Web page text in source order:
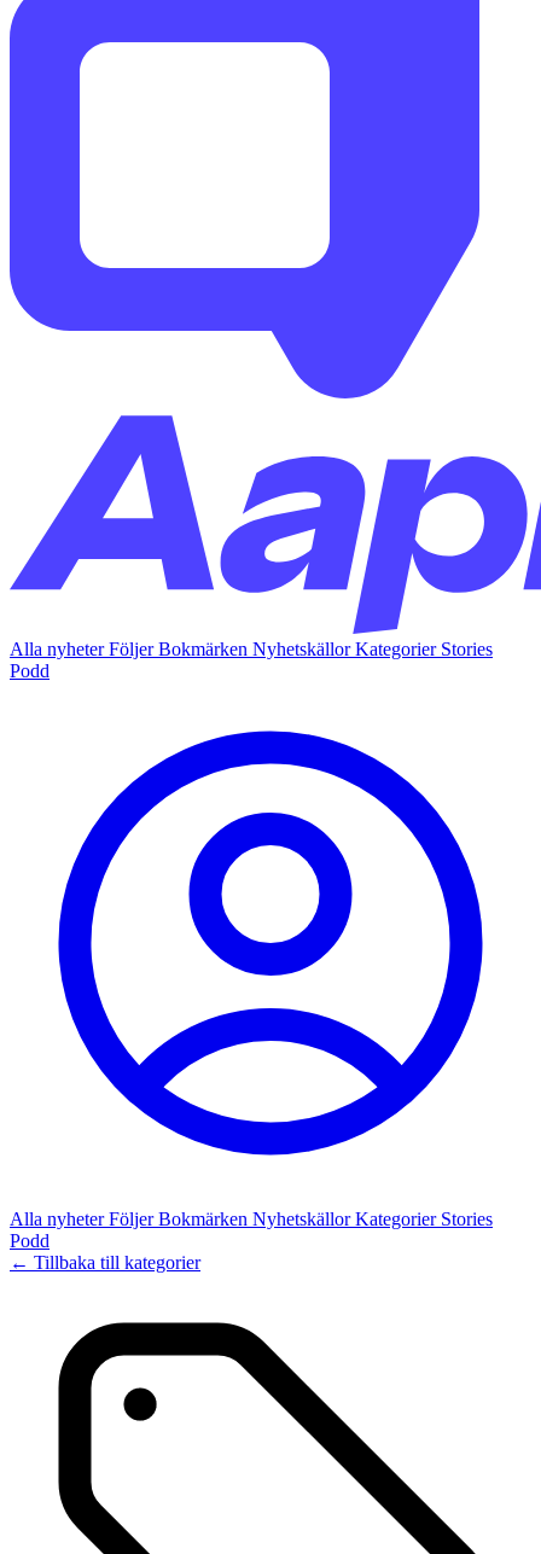
Alla nyheterFöljerBokmärken NyhetskällorKategorier Stories
Podd
Alla nyheterFöljerBokmärken NyhetskällorKategorier Stories
Podd
← Tillbaka till kategorier